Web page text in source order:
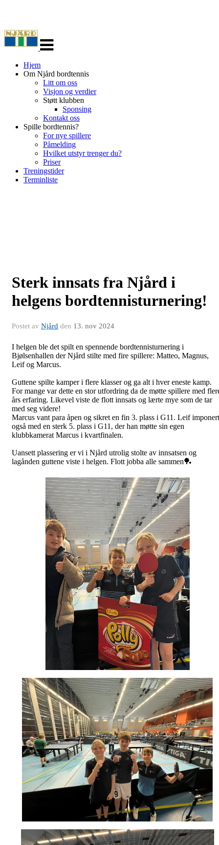
navigasjon
Hjem
Om Njård bordtennis
Litt om oss
Visjon og verdier
Støtt klubben
Sponsing
Kontakt oss
Spille bordtennis?
For nye spillere
Påmelding
Hvilket utstyr trenger du?
Priser
Treningstider
Terminliste
Sterk innsats fra Njård i
helgens bordtennisturnering!
Postet av Njård den 13. nov 2024
I helgen ble det spilt en spennende bordtennisturnering i
Bjølsenhallen der Njård stilte med fire spillere: Matteo, Magnus,
Leif og Marcus.
Guttene spilte kamper i flere klasser og ga alt i hver eneste kamp.
For mange var dette en stor utfordring da de møtte spillere med
års erfaring. Likevel viste de flott innsats og lærte mye som de tar
med seg videre!
Marcus vant para åpen og sikret en fin 3. plass i G11. Leif
også med en sterk 5. plass i G11, der han møtte sin egen
klubbkamerat Marcus i kvartfinalen.
Uansett plassering er vi i Njård utrolig stolte av innsatsen og
lagånden guttene viste i helgen. Flott jobba alle sammen🏓